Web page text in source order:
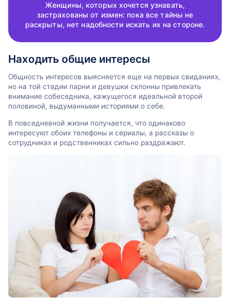
Женщины, которых хочется узнавать,
застрахованы от измен: пока все тайны не
раскрыты, нет надобности искать их на стороне.
Находить общие интересы
Общность интересов выясняется еще на первых свиданиях,
но на той стадии парни и девушки склонны привлекать
внимание собеседника, кажущегося идеальной второй
половиной, выдуманными историями о себе.
В повседневной жизни получается, что одинаково
интересуют обоих телефоны и сериалы, а рассказы о
сотрудниках и родственниках сильно раздражают.